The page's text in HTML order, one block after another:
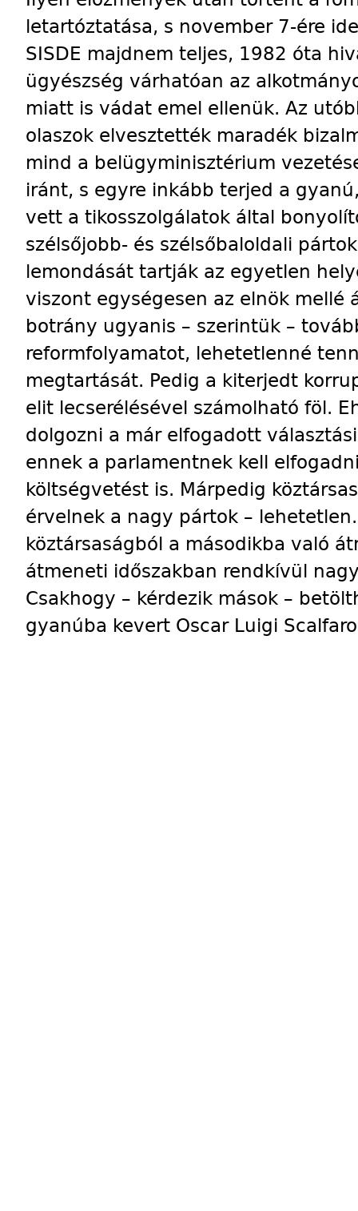
letartóztatása, s november 7-ére
SISDE majdnem teljes, 1982 óta
ügyészség várhatóan az
miatt is vádat emel ellenük. Az
olaszok elvesztették maradék
mind a belügyminisztérium
iránt, s egyre inkább terjed a
vett a tikosszolgálatok által
szélsőjobb- és szélsőbaloldali
lemondását tartják az egyetlen
viszont egységesen az elnök mellé
botrány ugyanis – szerintük –
reformfolyamatot, lehetetlenné
megtartását. Pedig a kiterjedt
elit lecserélésével számolható föl.
dolgozni a már elfogadott
ennek a parlamentnek kell
költségvetést is. Márpedig
érvelnek a nagy pártok –
köztársaságból a másodikba való
átmeneti időszakban rendkívül
Csakhogy – kérdezik mások –
gyanúba kevert Oscar Luigi